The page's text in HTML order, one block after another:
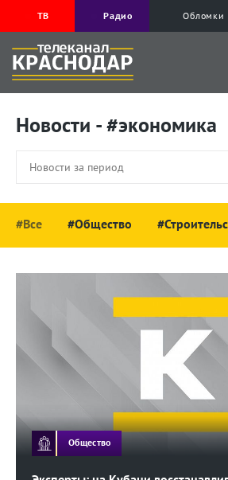
ТВ Радио Обломки
Новости - #экономика
#Все #Общество
Общество